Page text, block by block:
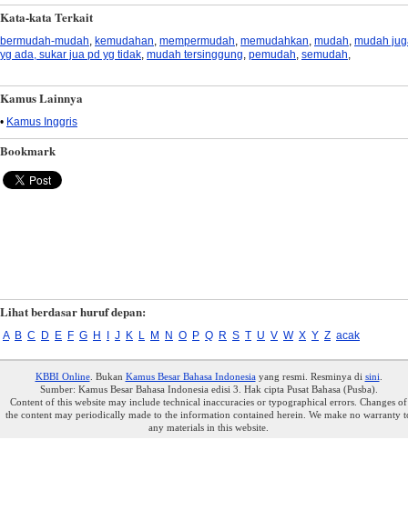
Kata-kata Terkait
bermudah-mudah, kemudahan, mempermudah, memudahkan, mudah, mudah
yg ada, sukar jua pd yg tidak, mudah tersinggung, pemudah, semudah,
Kamus Lainnya
• Kamus Inggris
Bookmark
Lihat berdasar huruf depan:
A B C D E F G H I J K L M N O P Q R S T U V W X Y Z acak
KBBI Online. Bukan Kamus Besar Bahasa Indonesiayang resmi. Resminya di sini
Sumber: Kamus Besar Bahasa Indonesia edisi 3. Hak cipta Pusat Bahasa (Pusba).
Content of this website may include technical inaccuracies or typographical errors. Changes of
the content may periodically made to the information contained herein. We make no warranty
any materials in this website.